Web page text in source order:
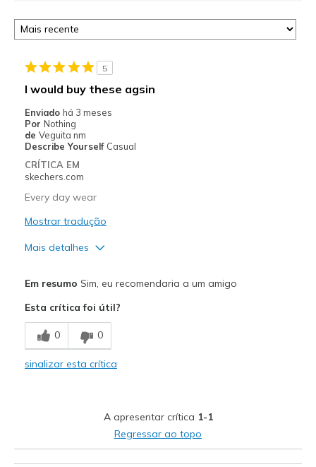
5
I would buy these agsin
Enviado há 3 meses
Por Nothing
de Veguita nm
Describe Yourself Casual
CRÍTICA EM
skechers.com
Every day wear
Mostrar tradução
Mais detalhes
Melhores utilizações
Casual Wear
Shoes are for Wearing
Em resumo Sim, eu recomendaria a um amigo
Esta crítica foi útil?
0 0
sinalizar esta crítica
A apresentar crítica 1-1
Regressar ao topo